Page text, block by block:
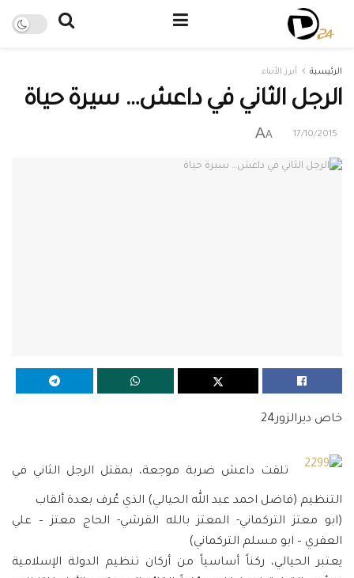
الرئيسية أبرز الأنباء
الرجل الثاني في داعش… سيرة حياة
17/10/2015
A
A
خاص ديرالزور24
تلقت داعش ضربة موجعة، بمقتل الرجل الثاني في
التنظيم (فاضل احمد عبد الله الحيالي) الذي عُرف بعدة ألقاب
(ابو معتز التركماني- المعتز بالله القرشي- الحاج معتز – علي
العفري – ابو مسلم التركماني)
يعتبر الحيالي، ركناً أساسياً من أركان تنظيم الدولة الإسلامية